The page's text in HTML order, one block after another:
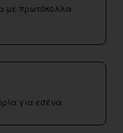
με πρωτόκολλα
για εσένα